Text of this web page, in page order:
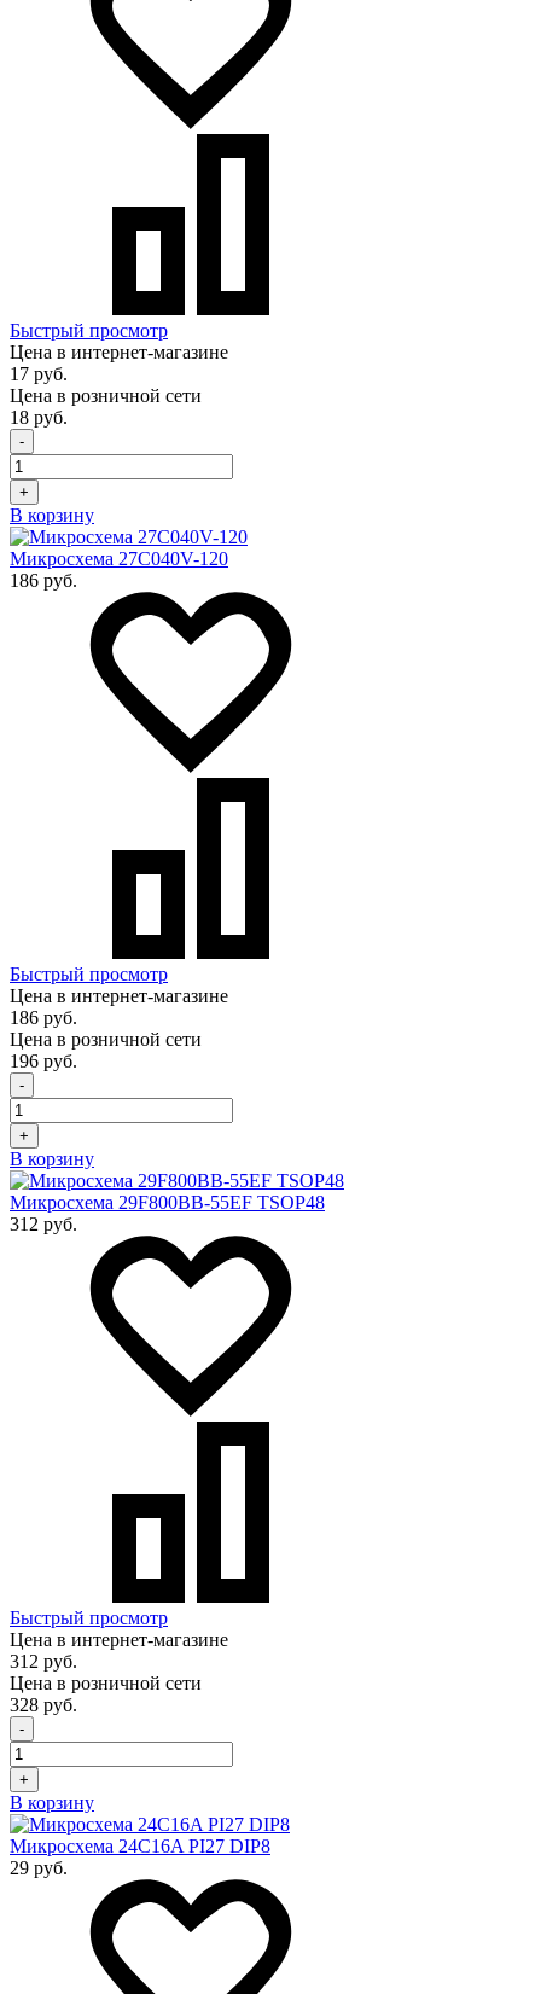
Быстрый просмотр
Цена в интернет-магазине
17 руб.
Цена в розничной сети
18 руб.
-
+
В корзину
Микросхема 27C040V-120
186 руб.
Быстрый просмотр
Цена в интернет-магазине
186 руб.
Цена в розничной сети
196 руб.
-
+
В корзину
Микросхема 29F800BB-55EF TSOP48
312 руб.
Быстрый просмотр
Цена в интернет-магазине
312 руб.
Цена в розничной сети
328 руб.
-
+
В корзину
Микросхема 24C16A PI27 DIP8
29 руб.